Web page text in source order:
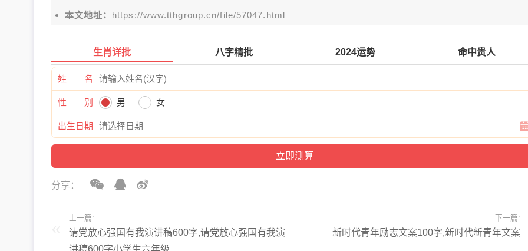
本文地址： https://www.tthgroup.cn/file/57047.html
生肖详批 八字精批 2024运势 命中贵人
姓 名
性 别 男 女
出生日期
分享：
上一篇:
请党放心强国有我演讲稿600字,请党放心强国有我演
讲稿600字小学生六年级
下一篇:
新时代青年励志文案100字,新时代新青年文案